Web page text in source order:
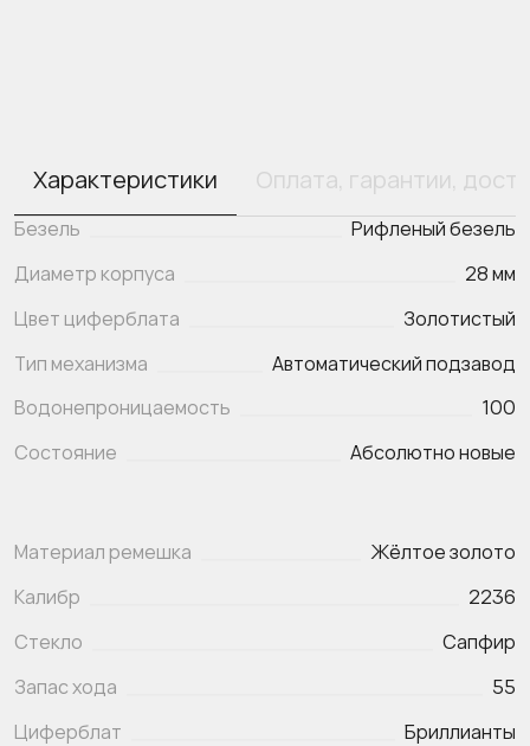
Характеристики Оплата, гарантии,
Безель
Рифленый безель
Диаметр корпуса
28 мм
Цвет циферблата
Золотистый
Тип механизма
Автоматический подзавод
Водонепроницаемость
100
Состояние
Абсолютно новые
Материал ремешка
Жёлтое золото
Калибр
2236
Стекло
Сапфир
Запас хода
55
Циферблат
Бриллианты